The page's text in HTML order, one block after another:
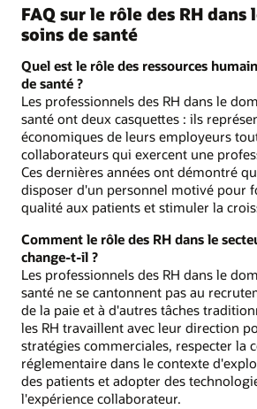
FAQ sur le rôle des RH dans
soins de santé
Quel est le rôle des ressources
de santé ?
Les professionnels des RH dans le
santé ont deux casquettes : ils
économiques de leurs employeurs
collaborateurs qui exercent une
Ces dernières années ont démontré
disposer d'un personnel motivé pour
qualité aux patients et stimuler la
Comment le rôle des RH dans le
change-t-il ?
Les professionnels des RH dans le
santé ne se cantonnent pas au
de la paie et à d'autres tâches
les RH travaillent avec leur direction
stratégies commerciales, respecter la
réglementaire dans le contexte
des patients et adopter des
l'expérience collaborateur.